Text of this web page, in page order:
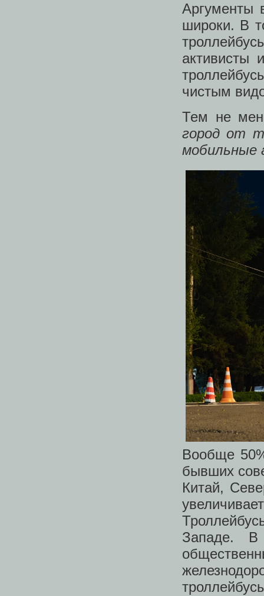
Аргументы
широки. В
активисты
чистым
Тем не
город от
мобильные
Вообще
бывших
Китай,
Западе. В